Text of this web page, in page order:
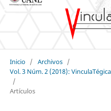
Inicio / Archivos /
Vol. 3 Núm. 2 (2018):
/
Artículos